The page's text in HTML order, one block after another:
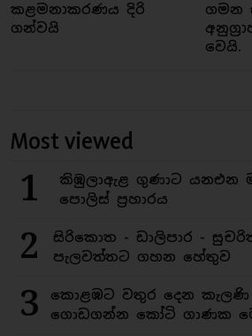
කළමනාකරණය දිරි
ගන්වයි
ගමන
වෙයි.
Most viewed
1
කිඹුලාඇළ ගුණාට යනඑන
පොලිස් ප්‍රහාරය
2
සිරිකොත - ඩාලිපාර -
පැලවත්තට ගහන හේතුව
3
කොළඹට වතුර දෙන
ගොඩගන්න කෝටි ගාණක